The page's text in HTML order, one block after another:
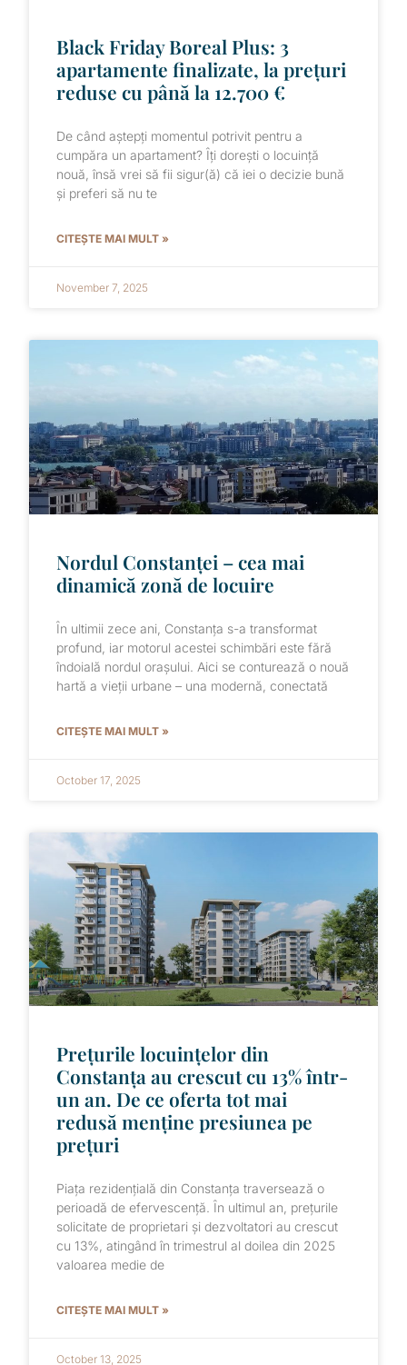
Black Friday Boreal Plus: 3
apartamente finalizate, la prețuri
reduse cu până la 12.700 €
De când aștepți momentul potrivit pentru a
cumpăra un apartament? Îți dorești o locuință
nouă, însă vrei să fii sigur(ă) că iei o decizie bună
și preferi să nu te
CITEȘTE MAI MULT »
November 7, 2025
Nordul Constanței – cea mai
dinamică zonă de locuire
În ultimii zece ani, Constanța s-a transformat
profund, iar motorul acestei schimbări este fără
îndoială nordul orașului. Aici se conturează o nouă
hartă a vieții urbane – una modernă, conectată
CITEȘTE MAI MULT »
October 17, 2025
Prețurile locuințelor din
Constanța au crescut cu 13% într-
un an. De ce oferta tot mai
redusă menține presiunea pe
prețuri
Piața rezidențială din Constanța traversează o
perioadă de efervescență. În ultimul an, prețurile
solicitate de proprietari și dezvoltatori au crescut
cu 13%, atingând în trimestrul al doilea din 2025
valoarea medie de
CITEȘTE MAI MULT »
October 13, 2025